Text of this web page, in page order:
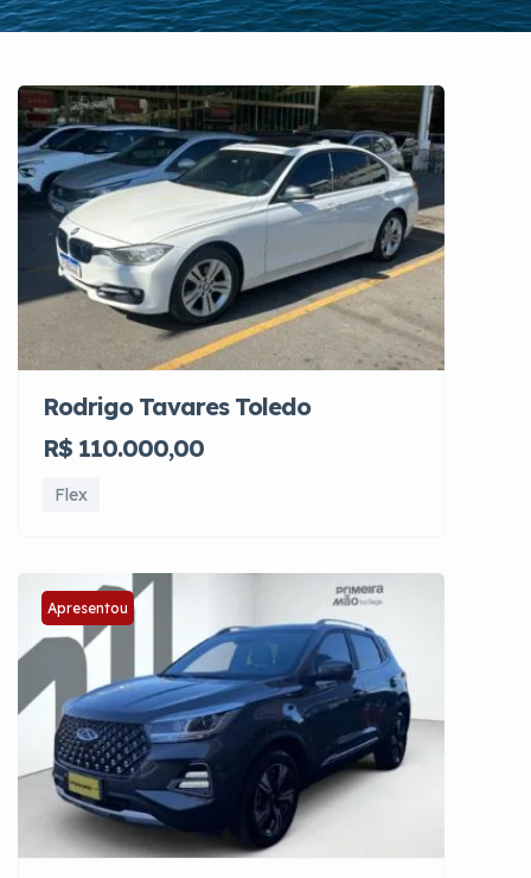
Rodrigo Tavares Toledo
R$ 110.000,00
Flex
Apresentou